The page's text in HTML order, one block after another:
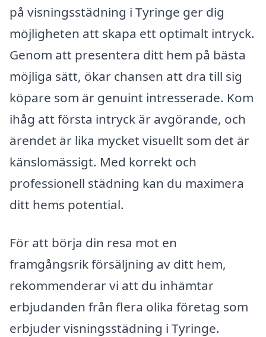
på visningsstädning i Tyringe ger dig
möjligheten att skapa ett optimalt intryck.
Genom att presentera ditt hem på bästa
möjliga sätt, ökar chansen att dra till sig
köpare som är genuint intresserade. Kom
ihåg att första intryck är avgörande, och
ärendet är lika mycket visuellt som det är
känslomässigt. Med korrekt och
professionell städning kan du maximera
ditt hems potential.
För att börja din resa mot en
framgångsrik försäljning av ditt hem,
rekommenderar vi att du inhämtar
erbjudanden från flera olika företag som
erbjuder visningsstädning i Tyringe.